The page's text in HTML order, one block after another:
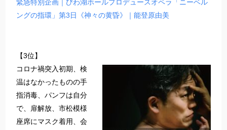
緊急特別企画｜びわ湖ホールプロデュースオペラ「ニーベル
ングの指環」第3日《神々の黄昏》｜能登原由美
【3位】
コロナ禍突入初期、検
温はなかったものの手
指消毒、パンフは自分
で、扉解放、市松模様
座席にマスク着用、会